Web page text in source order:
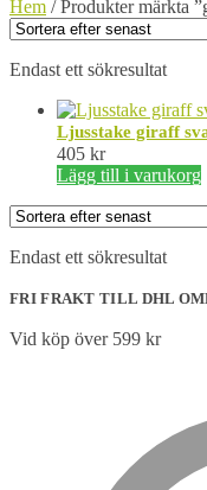
Hem /Produkter märkta
Endast ett sökresultat
Ljusstake giraff
405 kr
Lägg till i varukorg
Endast ett sökresultat
FRI FRAKT TILL DHL
Vid köp över 599 kr